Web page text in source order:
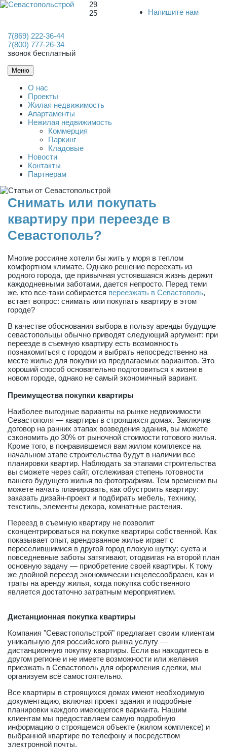
29
25
Напишите нам
7(869) 222-36-44
7(800) 777-26-34
звонок бесплатный
Меню
О нас
Проекты
Жилая недвижимость
Апартаменты
Нежилая недвижимость
Коммерция
Паркинг
Кладовые
Новости
Контакты
Партнерам
Снимать или покупать
квартиру при переезде в
Севастополь?
Многие россияне хотели бы жить у моря в теплом
комфортном климате. Однако решение переехать из
родного города, где привычная устоявшаяся жизнь держит
каждодневными заботами, дается непросто. Перед теми
же, кто все-таки собирается переезжать в Севастополь,
встает вопрос: снимать или покупать квартиру в этом
городе?
В качестве обоснования выбора в пользу аренды будущие
севастопольцы обычно приводят следующий аргумент: при
переезде в съемную квартиру есть возможность
познакомиться с городом и выбрать непосредственно на
месте жилье для покупки из предлагаемых вариантов. Это
хороший способ основательно подготовиться к жизни в
новом городе, однако не самый экономичный вариант.
Преимущества покупки квартиры
Наиболее выгодные варианты на рынке недвижимости
Севастополя — квартиры в строящихся домах. Заключив
договор на ранних этапах возведения здания, вы можете
сэкономить до 30% от рыночной стоимости готового жилья.
Кроме того, в понравившемся вам жилом комплексе на
начальном этапе строительства будут в наличии все
планировки квартир. Наблюдать за этапами строительства
вы сможете через сайт, отслеживая степень готовности
вашего будущего жилья по фотографиям. Тем временем вы
можете начать планировать, как обустроить квартиру:
заказать дизайн-проект и подбирать мебель, технику,
текстиль, элементы декора, комнатные растения.
Переезд в съемную квартиру не позволит
сконцентрироваться на покупке квартиры собственной. Как
показывает опыт, арендованное жилье играет с
переселившимися в другой город плохую шутку: суета и
повседневные заботы затягивают, отодвигая на второй план
основную задачу — приобретение своей квартиры. К тому
же двойной переезд экономически нецелесообразен, как и
траты на аренду жилья, когда покупка собственного
является достаточно затратным мероприятием.
Дистанционная покупка квартиры
Компания "Севастопольстрой" предлагает своим клиентам
уникальную для российского рынка услугу —
дистанционную покупку квартиры. Если вы находитесь в
другом регионе и не имеете возможности или желания
приезжать в Севастополь для оформления сделки, мы
организуем всё самостоятельно.
Все квартиры в строящихся домах имеют необходимую
документацию, включая проект здания и подробные
планировки каждого имеющегося варианта. Нашим
клиентам мы предоставляем самую подробную
информацию о строящемся объекте (жилом комплексе) и
выбранной квартире по телефону и посредством
электронной почты.